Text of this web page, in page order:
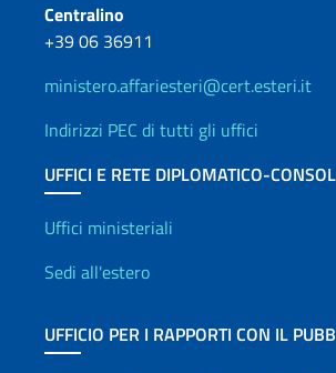
Centralino
+39 06 36911
ministero.affariesteri@cert.esteri.it
Indirizzi PEC di tutti gli uffici
UFFICI E RETE DIPLOMATICO-
Uffici e Rete
Uffici ministeriali
Sedi all'estero
UFFICIO PER I RAPPORTI CON IL